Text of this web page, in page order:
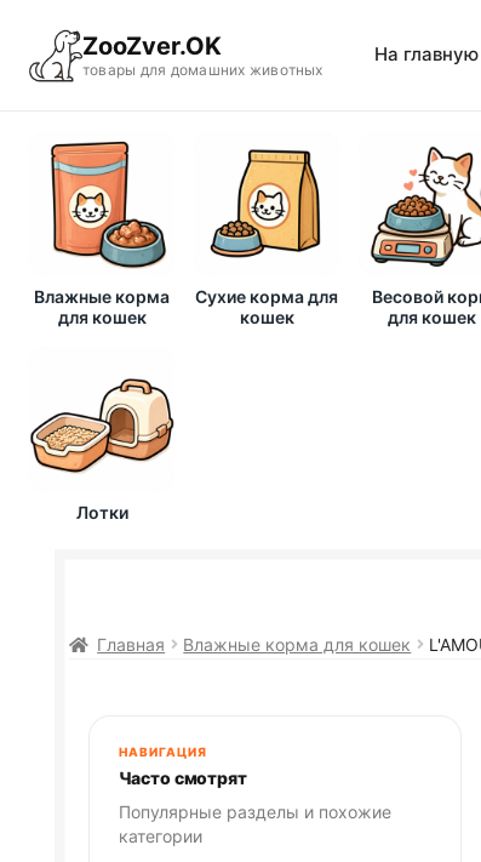
ZooZver.OK
товары для домашних животных
На главную
Влажные корма
для кошек
Сухие корма для
кошек
Весовой
для кошек
Лотки
Главная Влажные корма для кошек
НАВИГАЦИЯ
Часто смотрят
Популярные разделы и похожие
категории